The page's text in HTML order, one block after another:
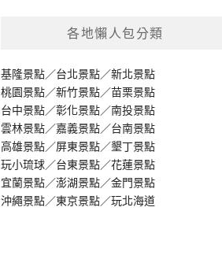
各地懶人包分類
基隆景點／台北景點／新北景點
桃園景點／新竹景點／苗栗景點
台中景點／彰化景點／南投景點
雲林景點／嘉義景點／台南景點
高雄景點／屏東景點／墾丁景點
玩小琉球／台東景點／花蓮景點
宜蘭景點／澎湖景點／金門景點
沖繩景點／東京景點／玩北海道